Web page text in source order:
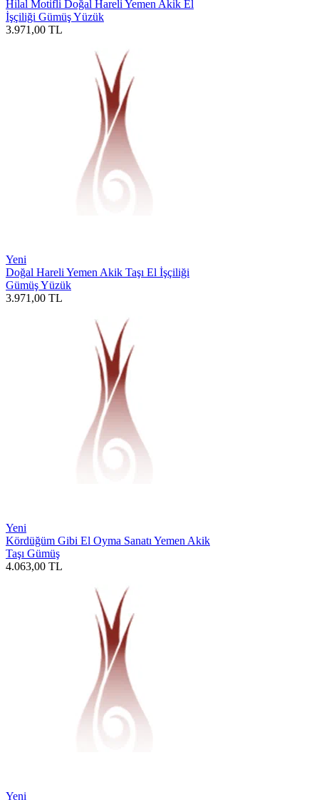
Hilal Motifli Doğal Hareli Yemen Akik El
İşçiliği Gümüş Yüzük
3.971,00 TL
Yeni
Doğal Hareli Yemen Akik Taşı El İşçiliği
Gümüş Yüzük
3.971,00 TL
Yeni
Kördüğüm Gibi El Oyma Sanatı Yemen Akik
Taşı Gümüş
4.063,00 TL
Yeni